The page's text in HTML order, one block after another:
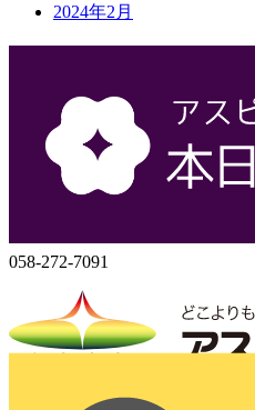
2024年2月
株式会社アスピカ
500-8357
岐阜県岐阜市六条大溝1丁目2‐3
058-272-7091
株式会社アスピカ